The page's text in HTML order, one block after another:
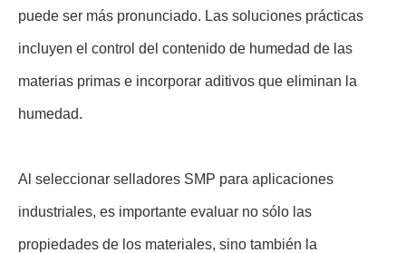
puede ser más pronunciado. Las soluciones prácticas
incluyen el control del contenido de humedad de las
materias primas e incorporar aditivos que eliminan la
humedad.
Al seleccionar selladores SMP para aplicaciones
industriales, es importante evaluar no sólo las
propiedades de los materiales, sino también la